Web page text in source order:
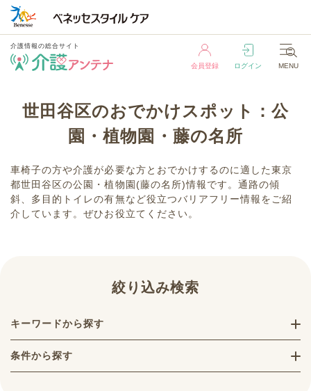
介護情報の総合サイト
会員登録 ログイン MENU
会員登録 ログイン MENU
世田谷区のおでかけスポット：公
園・植物園・藤の名所
車椅子の方や介護が必要な方とおでかけするのに適した東京
都世田谷区の公園・植物園(藤の名所)情報です。通路の傾
斜、多目的トイレの有無など役立つバリアフリー情報をご紹
介しています。ぜひお役立てください。
絞り込み検索
キーワードから探す
条件から探す